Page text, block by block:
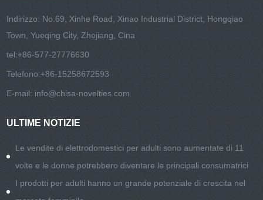
Indirizzo: No.69, Xinhe Road, Xinao Industrial District, Hongqiao
Town, Yueqing City, Zhejiang, Cina
tel:+86-577-27776630
Telefono:+86-15258672593
E-mail: info@chisa-novelties.com
ULTIME NOTIZIE
Le vendite di elettrodomestici per adulti sono aumentate di 11
volte e le donne potrebbero diventare le principali consumatrici
I prodotti per adulti hanno un grande potenziale di crescita nel